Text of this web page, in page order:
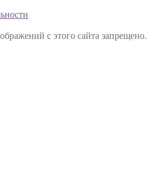
с этого сайта запрещено.